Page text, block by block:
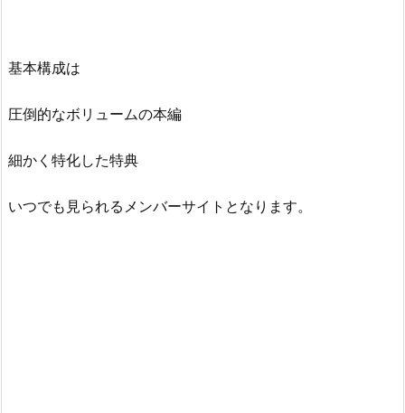
基本構成は
圧倒的なボリュームの本編
細かく特化した特典
いつでも見られるメンバーサイトとなります。